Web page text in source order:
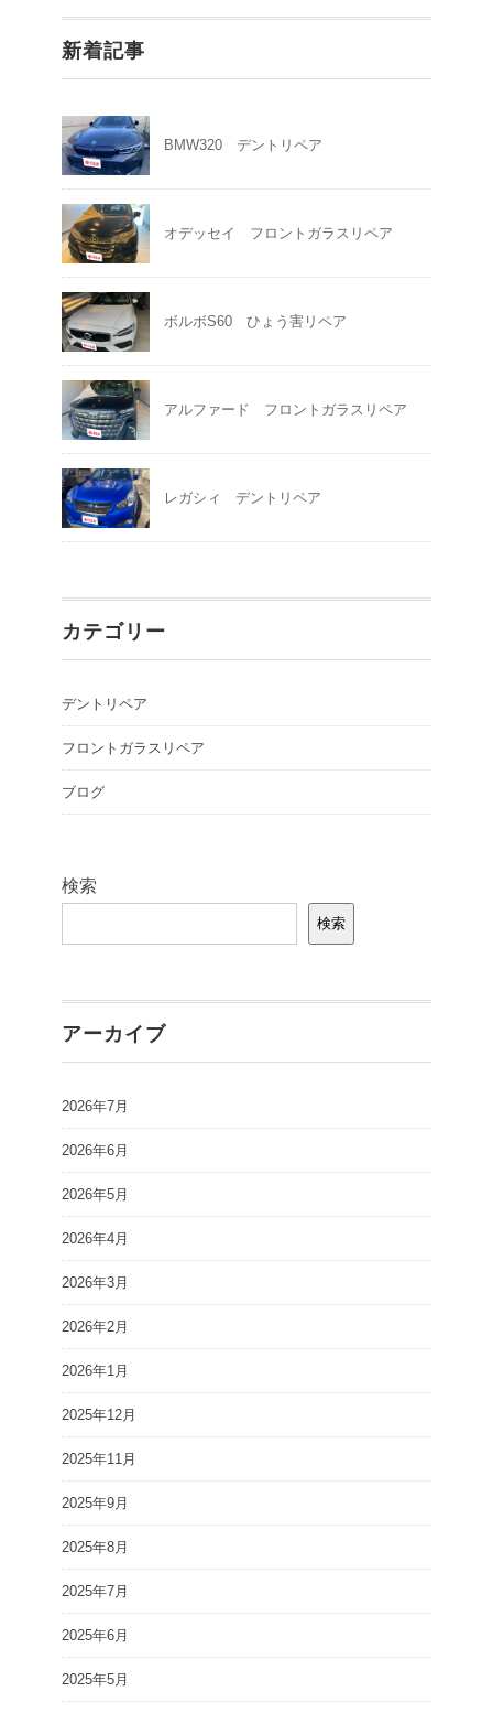
新着記事
BMW320 デントリペア
オデッセイ フロントガラスリペア
ボルボS60 ひょう害リペア
アルファード フロントガラスリペア
レガシィ デントリペア
カテゴリー
デントリペア
フロントガラスリペア
ブログ
検索
検索
アーカイブ
2026年7月
2026年6月
2026年5月
2026年4月
2026年3月
2026年2月
2026年1月
2025年12月
2025年11月
2025年9月
2025年8月
2025年7月
2025年6月
2025年5月